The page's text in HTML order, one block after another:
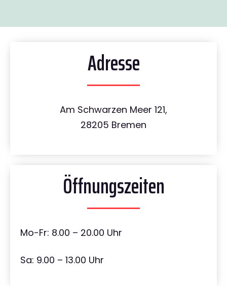
Adresse
Am Schwarzen Meer 121,
28205 Bremen
Öffnungszeiten
Mo-Fr: 8.00 – 20.00 Uhr
Sa: 9.00 – 13.00 Uhr